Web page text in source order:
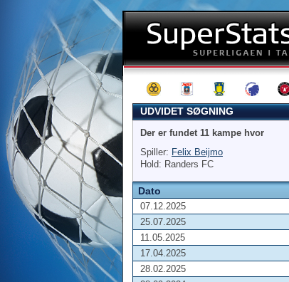
UDVIDET SØGNING
Der er fundet 11 kampe hvor
Spiller: Felix Beijmo
Hold: Randers FC
Dato
07.12.2025
25.07.2025
11.05.2025
17.04.2025
28.02.2025